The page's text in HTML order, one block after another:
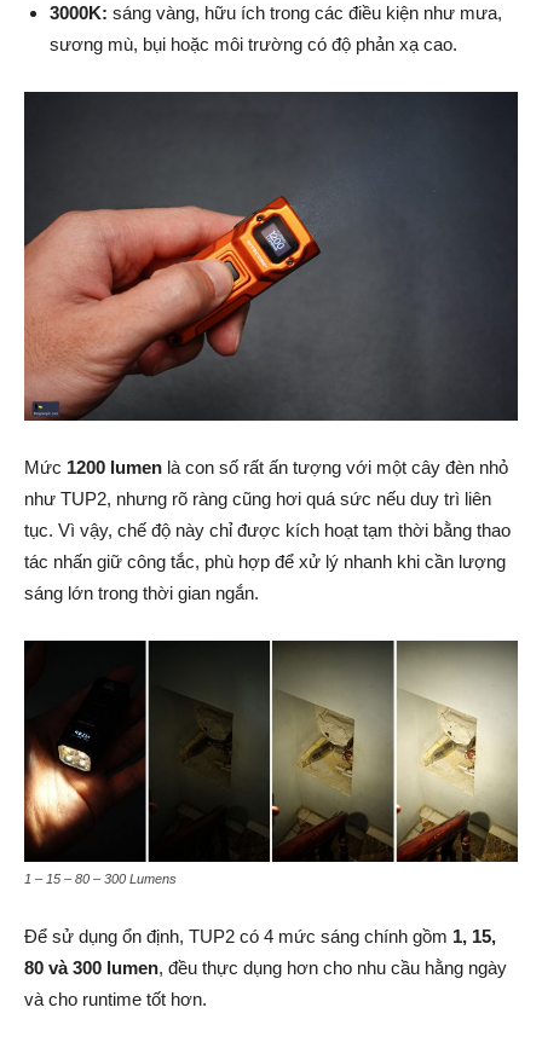
3000K: sáng vàng, hữu ích trong các điều kiện như mưa,
sương mù, bụi hoặc môi trường có độ phản xạ cao.
Mức 1200 lumen là con số rất ấn tượng với một cây đèn nhỏ
như TUP2, nhưng rõ ràng cũng hơi quá sức nếu duy trì liên
tục. Vì vậy, chế độ này chỉ được kích hoạt tạm thời bằng thao
tác nhấn giữ công tắc, phù hợp để xử lý nhanh khi cần lượng
sáng lớn trong thời gian ngắn.
1 – 15 – 80 – 300 Lumens
Để sử dụng ổn định, TUP2 có 4 mức sáng chính gồm 1, 15,
80 và 300 lumen, đều thực dụng hơn cho nhu cầu hằng ngày
và cho runtime tốt hơn.